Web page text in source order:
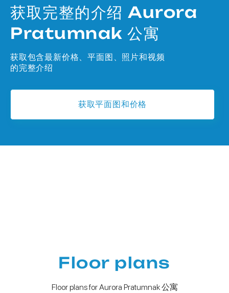
获取完整的介绍 Aurora
Pratumnak 公寓
获取包含最新价格、平面图、照片和视频
的完整介绍
获取平面图和价格
Floor plans
Floor plans for Aurora Pratumnak 公寓